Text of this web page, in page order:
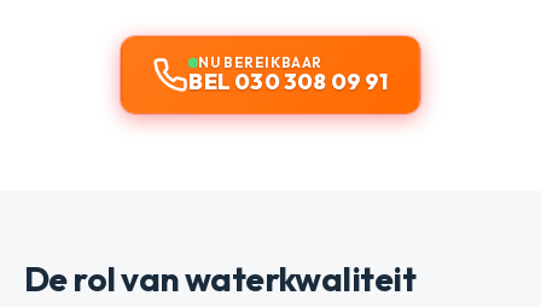
NU BEREIKBAAR
BEL 030 308 09 91
De rol van waterkwaliteit